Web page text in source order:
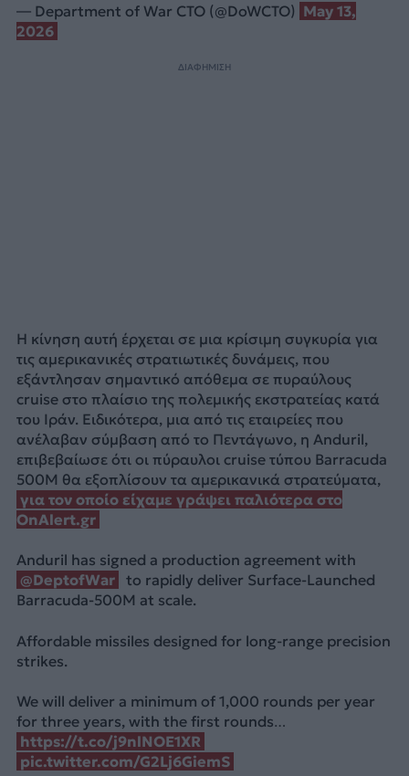
— Department of War CTO (@DoWCTO) May 13,
2026
ΔΙΑΦΗΜΙΣΗ
Η κίνηση αυτή έρχεται σε μια κρίσιμη συγκυρία για
τις αμερικανικές στρατιωτικές δυνάμεις, που
εξάντλησαν σημαντικό απόθεμα σε πυραύλους
cruise στο πλαίσιο της πολεμικής εκστρατείας κατά
του Ιράν. Ειδικότερα, μια από τις εταιρείες που
ανέλαβαν σύμβαση από το Πεντάγωνο, η Anduril,
επιβεβαίωσε ότι οι πύραυλοι cruise τύπου Barracuda
500M θα εξοπλίσουν τα αμερικανικά στρατεύματα,
για τον οποίο είχαμε γράψει παλιότερα στο
OnAlert.gr
Anduril has signed a production agreement with
@DeptofWar
to rapidly deliver Surface-Launched
Barracuda-500M at scale.
Affordable missiles designed for long-range precision
strikes.
We will deliver a minimum of 1,000 rounds per year
for three years, with the first rounds…
https://t.co/j9nlNOE1XR
pic.twitter.com/G2Lj6GiemS